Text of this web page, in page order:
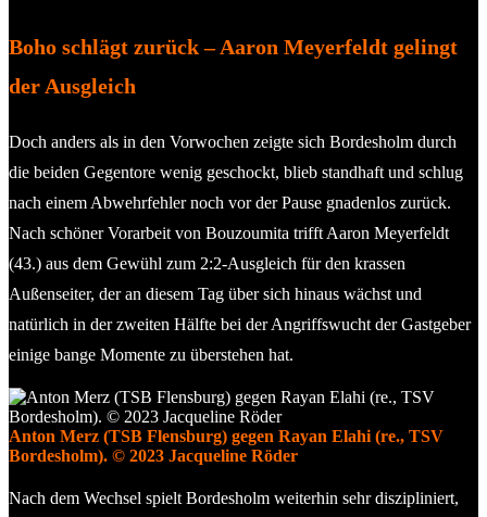
Boho schlägt zurück – Aaron Meyerfeldt gelingt
der Ausgleich
Doch anders als in den Vorwochen zeigte sich Bordesholm durch
die beiden Gegentore wenig geschockt, blieb standhaft und schlug
nach einem Abwehrfehler noch vor der Pause gnadenlos zurück.
Nach schöner Vorarbeit von Bouzoumita trifft Aaron Meyerfeldt
(43.) aus dem Gewühl zum 2:2-Ausgleich für den krassen
Außenseiter, der an diesem Tag über sich hinaus wächst und
natürlich in der zweiten Hälfte bei der Angriffswucht der Gastgeber
einige bange Momente zu überstehen hat.
Anton Merz (TSB Flensburg) gegen Rayan Elahi (re., TSV
Bordesholm). © 2023 Jacqueline Röder
Nach dem Wechsel spielt Bordesholm weiterhin sehr diszipliniert,